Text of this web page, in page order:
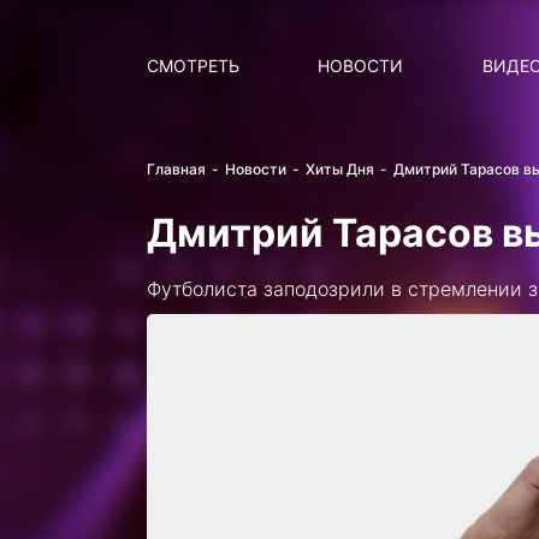
СМОТРЕТЬ НОВОСТИ
Главная Новости Хиты Дня Дмитрий Тарасов
Дмитрий Тарасов
Футболиста заподозрили в стремлении